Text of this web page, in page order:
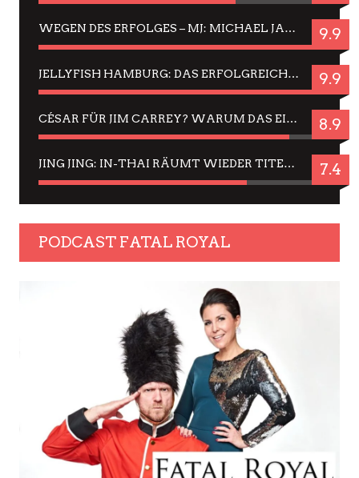
WEGEN DES ERFOLGES – MJ: MICHAEL JACKSON MUSICAL IN EINER MATINEE SEHEN 9.9
JELLYFISH HAMBURG: DAS ERFOLGREICHE SOMMER-MENÜ 2025 IN GEFÜHLEN UND BILDERN 9.9
CÉSAR FÜR JIM CARREY? WARUM DAS EINER DER NERVIGSTEN ACTORS IST UND BLEIBT 8.9
JING JING: IN-THAI RÄUMT WIEDER TITEL AB – EIN ZWEI-STUNDEN-ERLEBNISBERICHT 7.4
PODCAST FATAL ROYAL